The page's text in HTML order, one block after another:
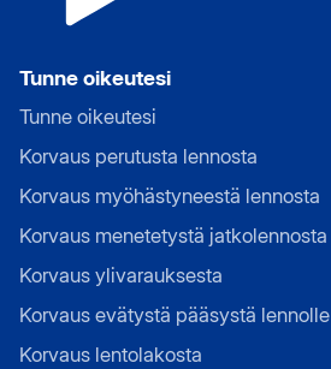
Tunne oikeutesi
Tunne oikeutesi
Korvaus perutusta lennosta
Korvaus myöhästyneestä lennosta
Korvaus menetetystä jatkolennosta
Korvaus ylivarauksesta
Korvaus evätystä pääsystä lennolle
Korvaus lentolakosta